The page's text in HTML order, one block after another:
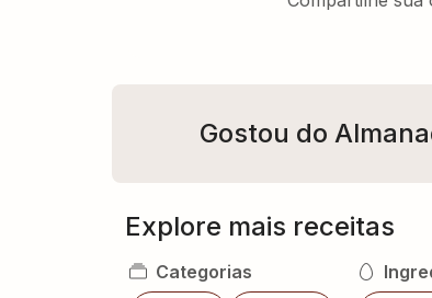
Gostou do
Explore mais receitas
Categorias